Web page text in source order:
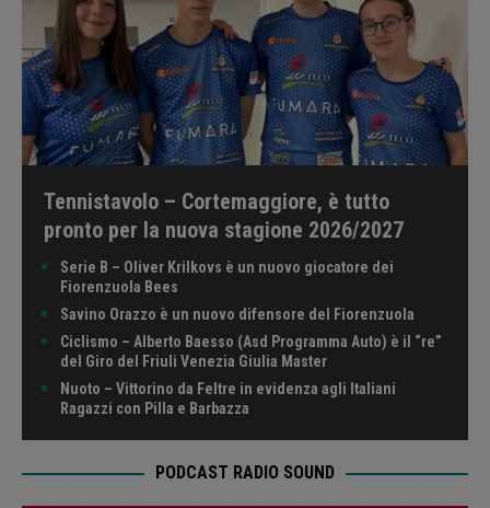
Tennistavolo – Cortemaggiore, è tutto
pronto per la nuova stagione 2026/2027
Serie B – Oliver Krilkovs è un nuovo giocatore dei
Fiorenzuola Bees
Savino Orazzo è un nuovo difensore del Fiorenzuola
Ciclismo – Alberto Baesso (Asd Programma Auto) è il “re”
del Giro del Friuli Venezia Giulia Master
Nuoto – Vittorino da Feltre in evidenza agli Italiani
Ragazzi con Pilla e Barbazza
PODCAST RADIO SOUND